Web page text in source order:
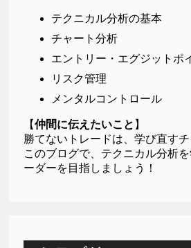
テクニカル分析の基本
チャート分析
エントリー・エグジットポ
リスク管理
メンタルコントロール
【仲間に伝えたいこと 】
勝てないトレードは、学び直すチ
このブログで、テクニカル分析
ーダーを目指しましょう！